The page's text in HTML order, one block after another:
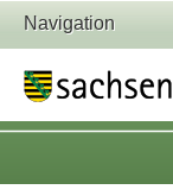
Navigation